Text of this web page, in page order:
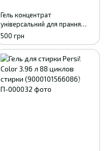
Гель концентрат
універсальний для прання
Ariel Premium Aroма Original
5,7 л 120 прань Аріель
преміум NEW
500 грн